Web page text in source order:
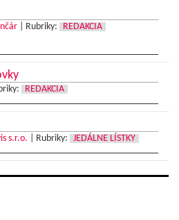
Rubriky:
REDAKCIA
REDAKCIA
s.r.o. Rubriky: JEDÁLNE LÍSTKY